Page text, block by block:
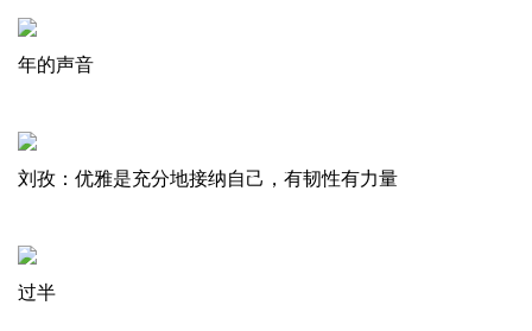
年的声音
刘孜：优雅是充分地接纳自己，有韧性有力量
过半